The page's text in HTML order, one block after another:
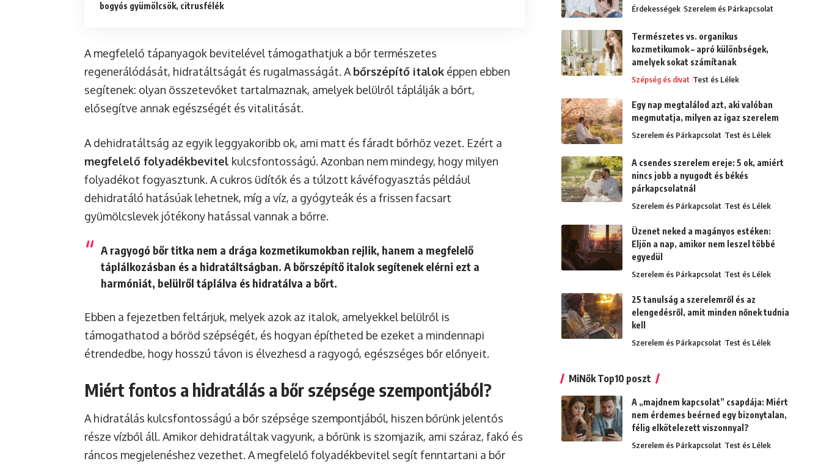
bogyós gyümölcsök, citrusfélék
A megfelelő tápanyagok bevitelével támogathatjuk a bőr természetes
regenerálódását, hidratáltságát és rugalmasságát. A bőrszépítő italok éppen ebben
segítenek: olyan összetevőket tartalmaznak, amelyek belülről táplálják a bőrt,
elősegítve annak egészségét és vitalitását.
A dehidratáltság az egyik leggyakoribb ok, ami matt és fáradt bőrhöz vezet. Ezért a
megfelelő folyadékbevitel kulcsfontosságú. Azonban nem mindegy, hogy milyen
folyadékot fogyasztunk. A cukros üdítők és a túlzott kávéfogyasztás például
dehidratáló hatásúak lehetnek, míg a víz, a gyógyteák és a frissen facsart
gyümölcslevek jótékony hatással vannak a bőrre.
A ragyogó bőr titka nem a drága kozmetikumokban rejlik, hanem a megfelelő
táplálkozásban és a hidratáltságban. A bőrszépítő italok segítenek elérni ezt a
harmóniát, belülről táplálva és hidratálva a bőrt.
Ebben a fejezetben feltárjuk, melyek azok az italok, amelyekkel belülről is
támogathatod a bőröd szépségét, és hogyan építheted be ezeket a mindennapi
étrendedbe, hogy hosszú távon is élvezhesd a ragyogó, egészséges bőr előnyeit.
Miért fontos a hidratálás a bőr szépsége szempontjából?
A hidratálás kulcsfontosságú a bőr szépsége szempontjából, hiszen bőrünk jelentős
része vízből áll. Amikor dehidratáltak vagyunk, a bőrünk is szomjazik, ami száraz, fakó és
ráncos megjelenéshez vezethet. A megfelelő folyadékbevitel segít fenntartani a bőr
Érdekességek Szerelem és Párkapcsolat
Természetes vs. organikus
kozmetikumok – apró különbségek,
amelyek sokat számítanak
Szépség és divat Test és Lélek
Egy nap megtalálod azt, aki valóban
megmutatja, milyen az igaz szerelem
Szerelem és Párkapcsolat Test és Lélek
A csendes szerelem ereje: 5 ok, amiért
nincs jobb a nyugodt és békés
párkapcsolatnál
Szerelem és Párkapcsolat Test és Lélek
Üzenet neked a magányos estéken:
Eljön a nap, amikor nem leszel többé
egyedül
Szerelem és Párkapcsolat Test és Lélek
25 tanulság a szerelemről és az
elengedésről, amit minden nőnek tudnia
kell
Szerelem és Párkapcsolat Test és Lélek
MiNők Top10 poszt
A „majdnem kapcsolat” csapdája: Miért
nem érdemes beérned egy bizonytalan,
félig elkötelezett viszonnyal?
Szerelem és Párkapcsolat Test és Lélek